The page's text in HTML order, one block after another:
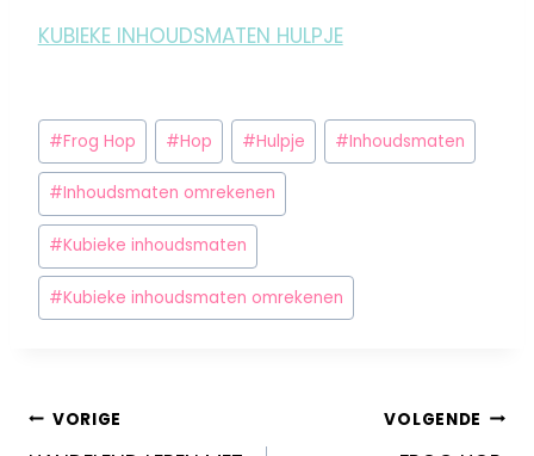
KUBIEKE INHOUDSMATEN HULPJE
#Frog Hop #Hop #Hulpje #Inhoudsmaten
#Inhoudsmaten omrekenen
#Kubieke inhoudsmaten
#Kubieke inhoudsmaten omrekenen
VORIGE VOLGENDE